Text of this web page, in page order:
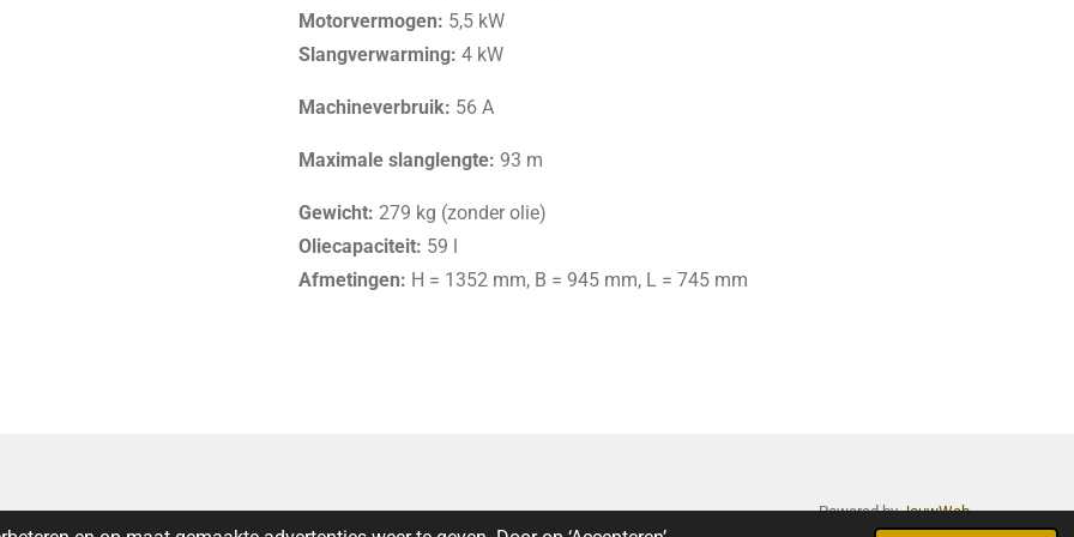
Motorvermogen: 5,5 kW
Slangverwarming: 4 kW
Machineverbruik: 56 A
Maximale slanglengte: 93 m
Gewicht: 279 kg (zonder olie)
Oliecapaciteit: 59 l
Afmetingen: H = 1352 mm, B = 945 mm, L = 745 mm
Powered byJouwWeb